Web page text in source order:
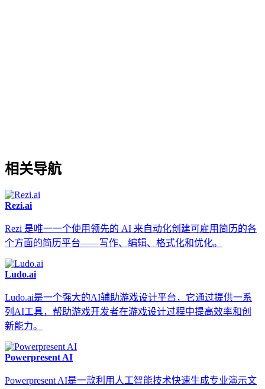
相关导航
Rezi.ai
Rezi 是唯一一个使用领先的 AI 来自动化创建可雇用简历的各
个方面的简历平台——写作、编辑、格式化和优化。
Ludo.ai
Ludo.ai是一个强大的AI辅助游戏设计平台，它通过提供一系
列AI工具，帮助游戏开发者在游戏设计过程中提高效率和创
新能力。
Powerpresent AI
Powerpresent AI是一款利用人工智能技术快速生成专业演示文